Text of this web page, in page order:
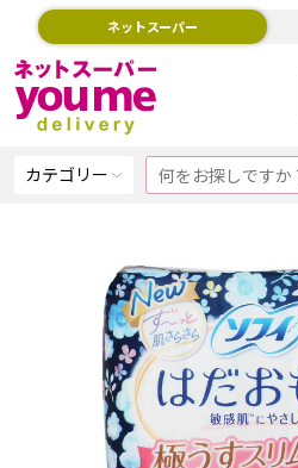
ネットスーパー
カテゴリー